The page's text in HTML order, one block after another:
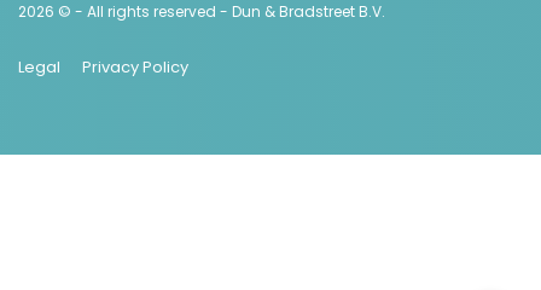
2026 © - All rights reserved - Dun & Bradstreet B.V.
Legal Privacy Policy